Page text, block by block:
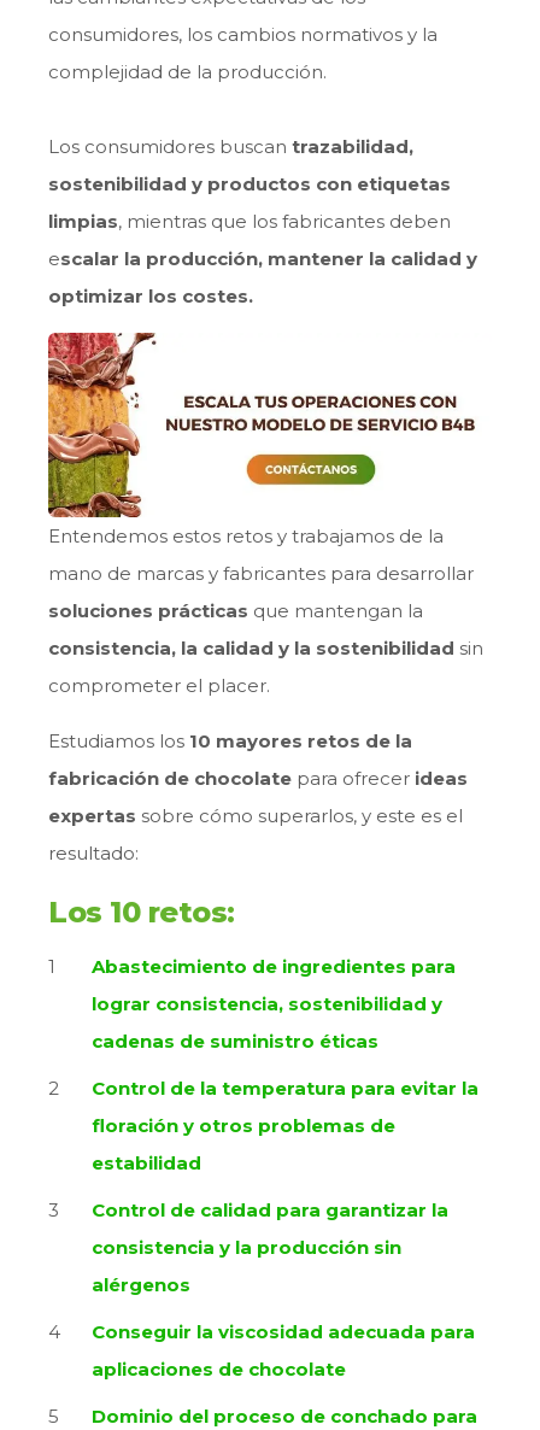
consumidores, los cambios normativos y la
complejidad de la producción.
Los consumidores buscan trazabilidad,
sostenibilidad y productos con etiquetas
limpias, mientras que los fabricantes deben
escalar la producción, mantener la calidad y
optimizar los costes.
Entendemos estos retos y trabajamos de la
mano de marcas y fabricantes para desarrollar
soluciones prácticas que mantengan la
consistencia, la calidad y la sostenibilidad sin
comprometer el placer.
Estudiamos los 10 mayores retos de la
fabricación de chocolate para ofrecer ideas
expertas sobre cómo superarlos, y este es el
resultado:
Los 10 retos:
Abastecimiento de ingredientes para
lograr consistencia, sostenibilidad y
cadenas de suministro éticas
Control de la temperatura para evitar la
floración y otros problemas de
estabilidad
Control de calidad para garantizar la
consistencia y la producción sin
alérgenos
Conseguir la viscosidad adecuada para
aplicaciones de chocolate
Dominio del proceso de conchado para